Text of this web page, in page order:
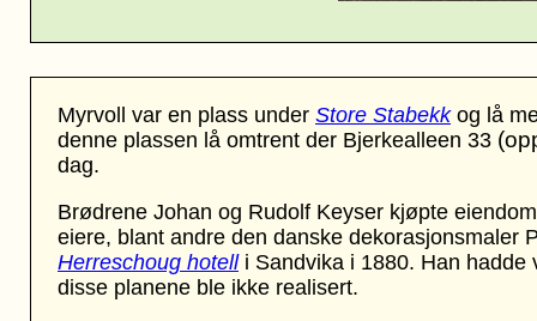
Myrvoll var en plass under Store Stabekkog lå
denne plassen lå omtrent der Bjerkealleen 33
dag.
Brødrene Johan og Rudolf Keyser kjøpte
eiere, blant andre den danske dekorasjonsmaler
Herreschoug hotelli Sandvika i 1880. Han hadde
disse planene ble ikke realisert.